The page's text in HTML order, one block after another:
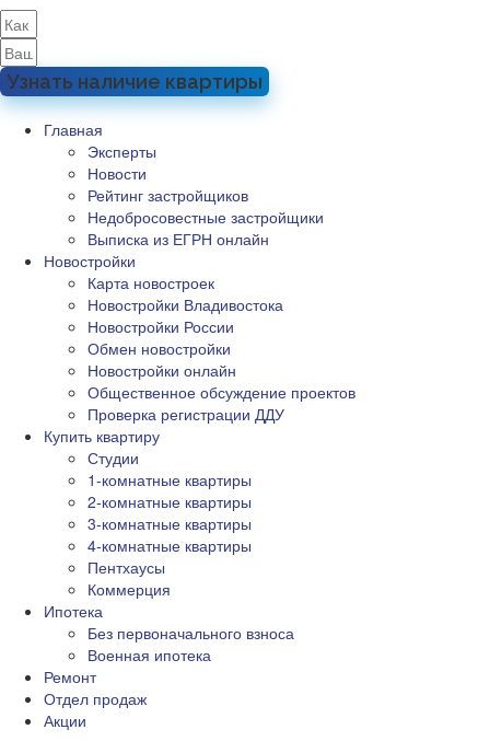
Узнать наличие квартиры
Главная
Эксперты
Новости
Рейтинг застройщиков
Недобросовестные застройщики
Выписка из ЕГРН онлайн
Новостройки
Карта новостроек
Новостройки Владивостока
Новостройки России
Обмен новостройки
Новостройки онлайн
Общественное обсуждение проектов
Проверка регистрации ДДУ
Купить квартиру
Студии
1-комнатные квартиры
2-комнатные квартиры
3-комнатные квартиры
4-комнатные квартиры
Пентхаусы
Коммерция
Ипотека
Без первоначального взноса
Военная ипотека
Ремонт
Отдел продаж
Акции